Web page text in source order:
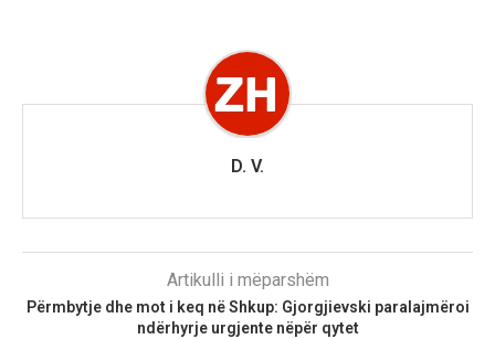
D. V.
Artikulli i mëparshëm
Përmbytje dhe mot i keq në Shkup: Gjorgjievski paralajmëroi
ndërhyrje urgjente nëpër qytet